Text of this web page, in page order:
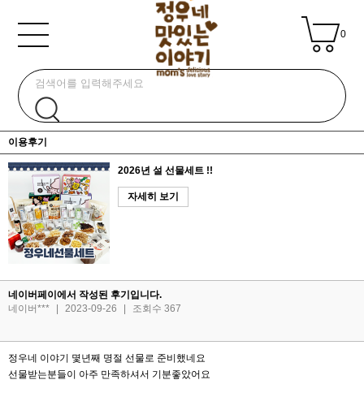
0
이용후기
2026년 설 선물세트 !!
자세히 보기
네이버페이에서 작성된 후기입니다.
네이버***
2023-09-26 조회수 367
정우네 이야기 몇년째 명절 선물로 준비했네요
선물받는분들이 아주 만족하셔서 기분좋았어요